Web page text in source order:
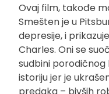
Ovaj film, takođe
Smešten je u
depresije, i
Charles. Oni se
sudbini porodičnog
istoriju jer je
predaka – bivših